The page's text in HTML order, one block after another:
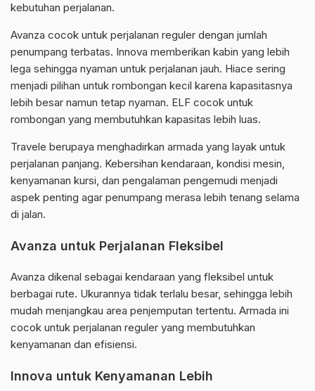
kebutuhan perjalanan.
Avanza cocok untuk perjalanan reguler dengan jumlah
penumpang terbatas. Innova memberikan kabin yang lebih
lega sehingga nyaman untuk perjalanan jauh. Hiace sering
menjadi pilihan untuk rombongan kecil karena kapasitasnya
lebih besar namun tetap nyaman. ELF cocok untuk
rombongan yang membutuhkan kapasitas lebih luas.
Travele berupaya menghadirkan armada yang layak untuk
perjalanan panjang. Kebersihan kendaraan, kondisi mesin,
kenyamanan kursi, dan pengalaman pengemudi menjadi
aspek penting agar penumpang merasa lebih tenang selama
di jalan.
Avanza untuk Perjalanan Fleksibel
Avanza dikenal sebagai kendaraan yang fleksibel untuk
berbagai rute. Ukurannya tidak terlalu besar, sehingga lebih
mudah menjangkau area penjemputan tertentu. Armada ini
cocok untuk perjalanan reguler yang membutuhkan
kenyamanan dan efisiensi.
Innova untuk Kenyamanan Lebih